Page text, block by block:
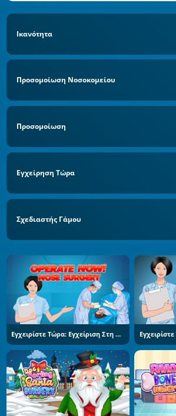
Ικανότητα
Προσομοίωση Νοσοκομείου
Προσομοίωση
Εγχείρηση Τώρα
Σχεδιαστής Γάμου
Εγχειρίστε Τώρα: Εγχείριση Στη Μύτη